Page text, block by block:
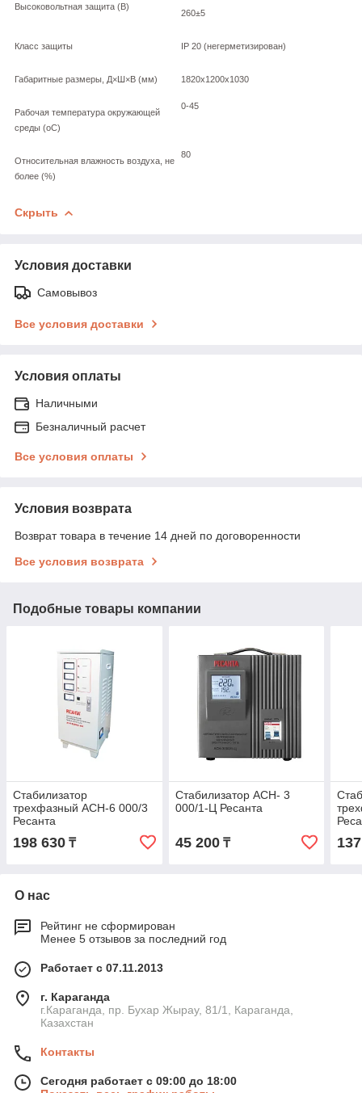
Высоковольтная защита (В)
260±5
Класс защиты IP 20 (негерметизирован)
Габаритные размеры, Д×Ш×В (мм) 1820х1200х1030
Рабочая температура окружающей
среды (оС)
0-45
Относительная влажность воздуха, не
более (%)
80
Скрыть
Условия доставки
Самовывоз
Все условия доставки
Условия оплаты
Наличными
Безналичный расчет
Все условия оплаты
Условия возврата
Возврат товара в течение 14 дней по договоренности
Все условия возврата
Подобные товары компании
Стабилизатор
трехфазный АСН-6 000/3
Ресанта
198 630 ₸
Стабилизатор АСН- 3
000/1-Ц Ресанта
45 200₸
О нас
Рейтинг не сформирован
Менее 5 отзывов за последний год
Работает с 07.11.2013
г. Караганда
г.Караганда, пр. Бухар Жырау, 81/1, Караганда,
Казахстан
Контакты
Сегодня работает с 09:00 до 18:00